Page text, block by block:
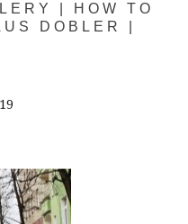
| HOW TO
DOBLER |